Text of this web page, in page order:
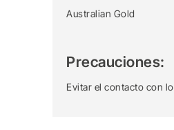
Australian Gold
Precauciones:
Evitar el contacto con